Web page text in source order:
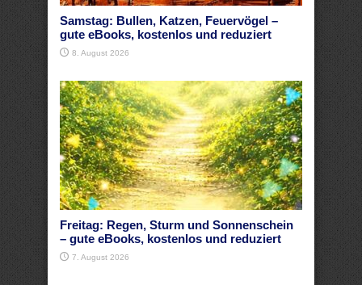
Samstag: Bullen, Katzen, Feuervögel –
gute eBooks, kostenlos und reduziert
8. August 2026
Freitag: Regen, Sturm und Sonnenschein
– gute eBooks, kostenlos und reduziert
7. August 2026